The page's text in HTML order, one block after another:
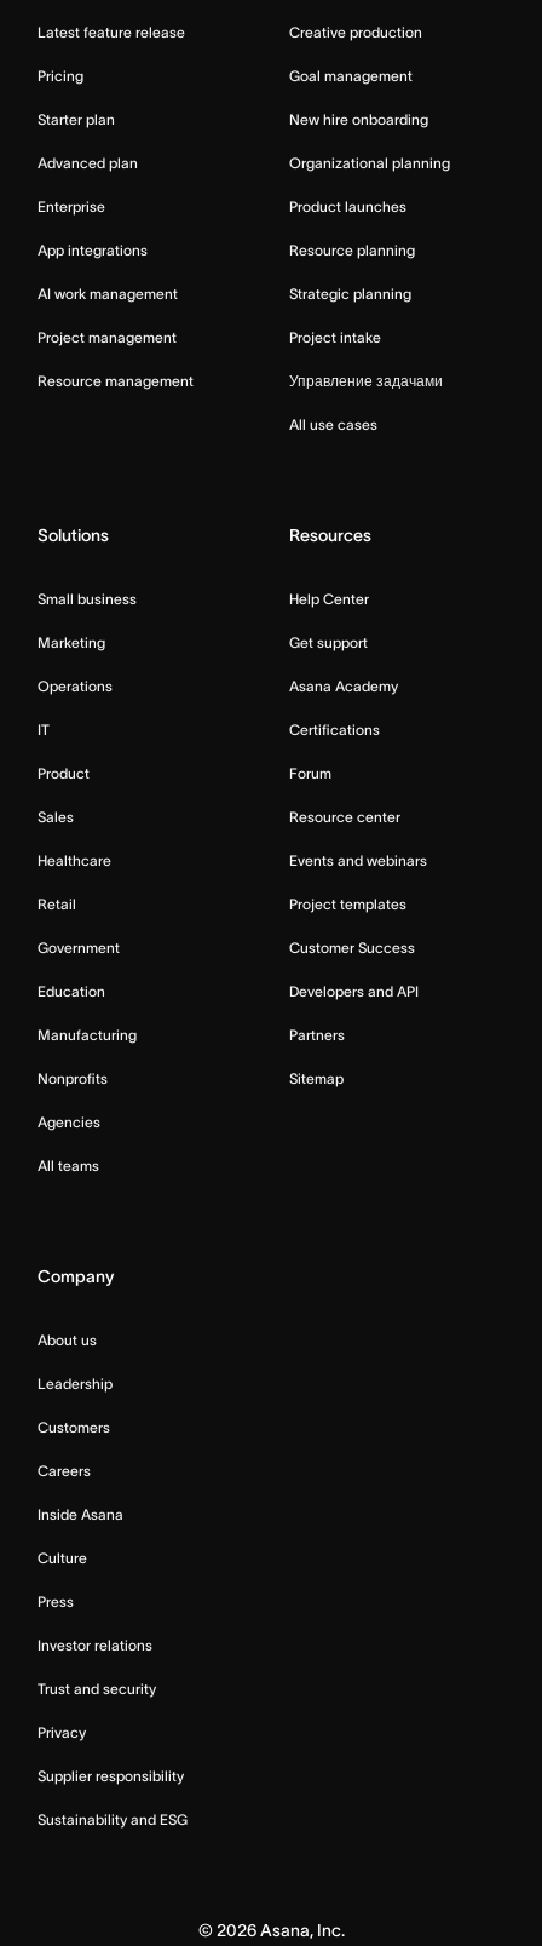
Latest feature release
Pricing
Starter plan
Advanced plan
Enterprise
App integrations
AI work management
Project management
Resource management
Creative production
Goal management
New hire onboarding
Organizational planning
Product launches
Resource planning
Strategic planning
Project intake
Управление задачами
All use cases
Solutions
Small business
Marketing
Operations
IT
Product
Sales
Healthcare
Retail
Government
Education
Manufacturing
Nonprofits
Agencies
All teams
Resources
Help Center
Get support
Asana Academy
Certifications
Forum
Resource center
Events and webinars
Project templates
Customer Success
Developers and API
Partners
Sitemap
Company
About us
Leadership
Customers
Careers
Inside Asana
Culture
Press
Investor relations
Trust and security
Privacy
Supplier responsibility
Sustainability and ESG
© 2026Asana, Inc.